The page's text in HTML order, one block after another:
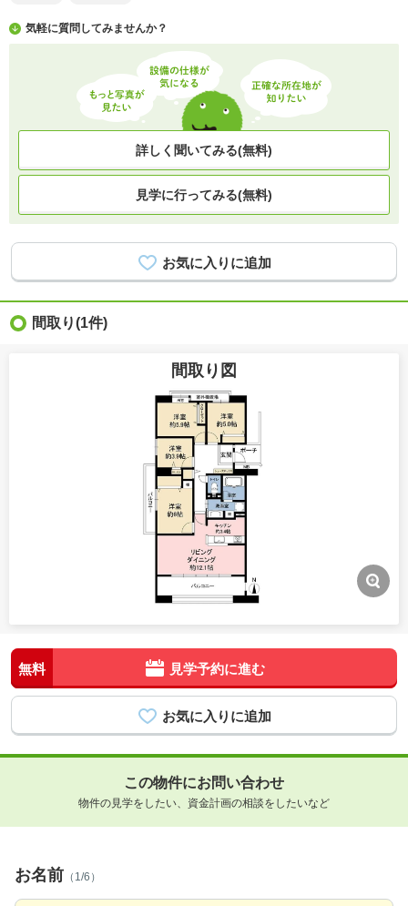
気軽に質問してみませんか？
詳しく聞いてみる(無料)
見学に行ってみる(無料)
間取り(1件)
間取り図
無料 見学予約に進む
この物件にお問い合わせ
物件の見学をしたい、資金計画の相談をしたいなど
お名前 （1/6）